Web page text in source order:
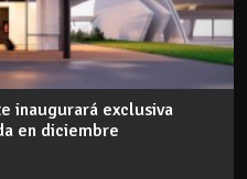
inaugurará exclusiva
en diciembre